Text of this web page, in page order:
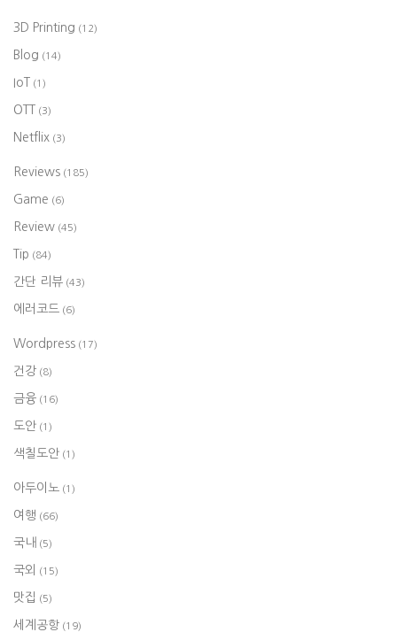
3D Printing (12)
Blog (14)
IoT (1)
OTT (3)
Netflix (3)
Reviews (185)
Game (6)
Review (45)
Tip (84)
간단 리뷰 (43)
에러코드 (6)
Wordpress (17)
건강 (8)
금융 (16)
도안 (1)
색칠도안 (1)
아두이노 (1)
여행 (66)
국내 (5)
국외 (15)
맛집 (5)
세계공항 (19)